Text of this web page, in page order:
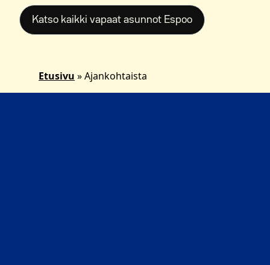
Katso kaikki vapaat asunnot Espoo
Etusivu »Ajankohtaista